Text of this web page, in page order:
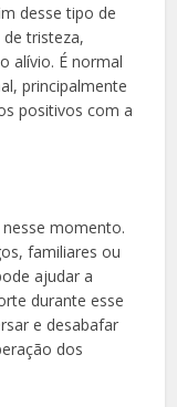
desse tipo de
tristeza,
alívio. É normal
principalmente
positivos com a
momento.
familiares ou
ajudar a
durante esse
e desabafar
dos